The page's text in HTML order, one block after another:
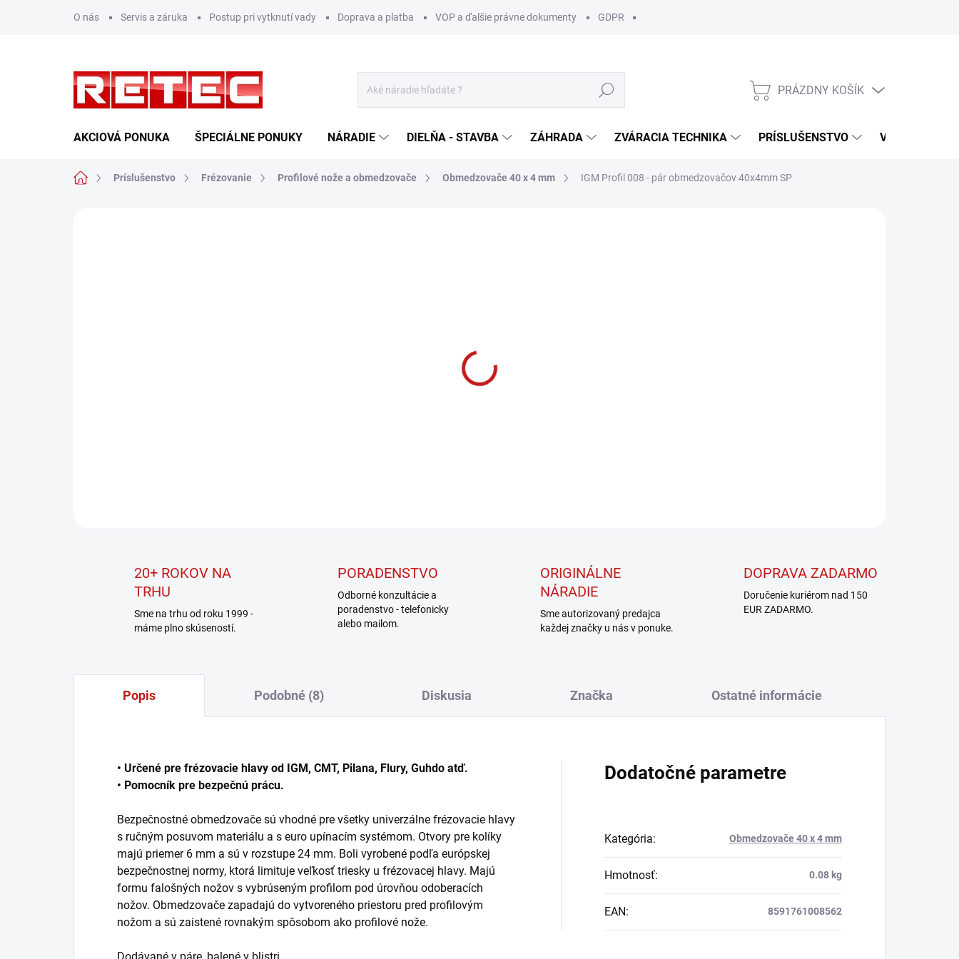
O nás Servis a záruka Postup pri vytknutí vady Doprava a platba VOP a ďalšie právne dokumenty GDPR
Hľadať
NÁKUPNÝ
PRÁZDNY KOŠÍK
AKCIOVÁ PONUKA ŠPECIÁLNE PONUKY NÁRADIE DIELŇA - STAVBA ZÁHRADA ZVÁRACIA TECHNIKA PRÍSLUŠENSTVO VÝROBCOVIA
DomovPríslušenstvo Frézovanie Profilové nože a obmedzovače Obmedzovače 40 x 4 mm IGM Profil 008 - pár obmedzovačov 40x4mm SP
20+ ROKOV NA
TRHU
Sme na trhu od roku 1999 -
máme plno skúseností.
PORADENSTVO
Odborné konzultácie a
poradenstvo - telefonicky
alebo mailom.
ORIGINÁLNE
NÁRADIE
Sme autorizovaný predajca
každej značky u nás v ponuke.
DOPRAVA ZADARMO
Doručenie kuriérom nad 150
EUR ZADARMO.
Popis Podobné (8) Diskusia Značka Ostatné informácie
• Určené pre frézovacie hlavy od IGM, CMT, Pilana, Flury, Guhdo atď.
• Pomocník pre bezpečnú prácu.
Bezpečnostné obmedzovače sú vhodné pre všetky univerzálne frézovacie hlavy
s ručným posuvom materiálu a s euro upínacím systémom. Otvory pre kolíky
majú priemer 6 mm a sú v rozstupe 24 mm. Boli vyrobené podľa európskej
bezpečnostnej normy, ktorá limituje veľkosť triesky u frézovacej hlavy. Majú
formu falošných nožov s vybrúseným profilom pod úrovňou odoberacích
nožov. Obmedzovače zapadajú do vytvoreného priestoru pred profilovým
nožom a sú zaistené rovnakým spôsobom ako profilové nože.
Dodatočné parametre
Kategória: Obmedzovače 40 x 4 mm
Hmotnosť: 0.08 kg
EAN: 8591761008562